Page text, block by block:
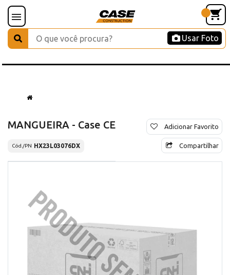
Usar Foto
MANGUEIRA - Case CE
Cód./PN HX23L03076DX
Adicionar Favorito
Compartilhar